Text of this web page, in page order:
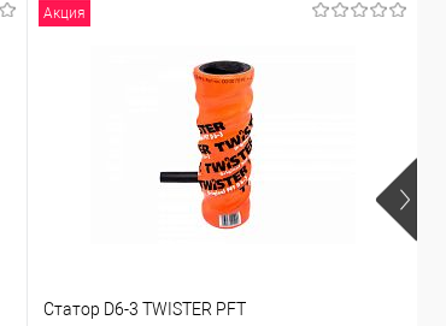
Акция
Статор D6-3 TWISTER PFT